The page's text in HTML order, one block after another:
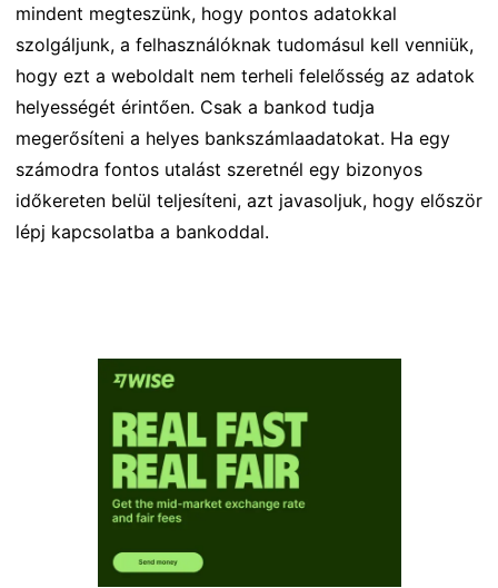
mindent megteszünk, hogy pontos adatokkal
szolgáljunk, a felhasználóknak tudomásul kell venniük,
hogy ezt a weboldalt nem terheli felelősség az adatok
helyességét érintően. Csak a bankod tudja
megerősíteni a helyes bankszámlaadatokat. Ha egy
számodra fontos utalást szeretnél egy bizonyos
időkereten belül teljesíteni, azt javasoljuk, hogy először
lépj kapcsolatba a bankoddal.